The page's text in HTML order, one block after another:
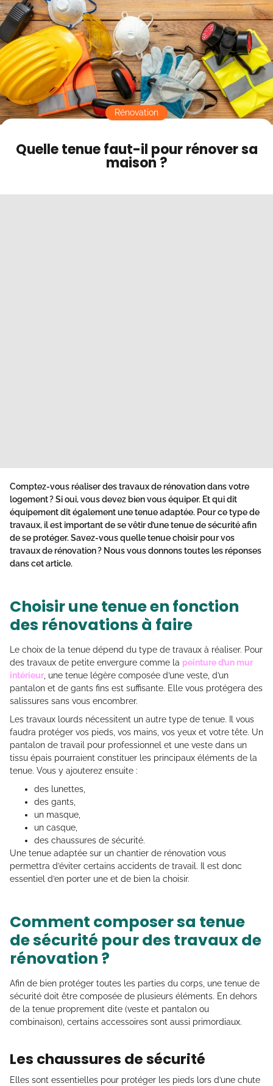
Contact
Mode sombre
Quelle tenue faut-il pour rénover sa
maison ?
Rénovation
Comptez-vous réaliser des travaux de rénovation dans votre
logement ? Si oui, vous devez bien vous équiper. Et qui dit
équipement dit également une tenue adaptée. Pour ce type de
travaux, il est important de se vêtir d’une tenue de sécurité afin
de se protéger. Savez-vous quelle tenue choisir pour vos
travaux de rénovation ? Nous vous donnons toutes les réponses
dans cet article.
Choisir une tenue en fonction
des rénovations à faire
Le choix de la tenue dépend du type de travaux à réaliser. Pour
des travaux de petite envergure comme la peinture d’un mur
intérieur, une tenue légère composée d’une veste, d’un
pantalon et de gants fins est suffisante. Elle vous protégera des
salissures sans vous encombrer.
Les travaux lourds nécessitent un autre type de tenue. Il vous
faudra protéger vos pieds, vos mains, vos yeux et votre tête. Un
pantalon de travail pour professionnel et une veste dans un
tissu épais pourraient constituer les principaux éléments de la
tenue. Vous y ajouterez ensuite :
des lunettes,
des gants,
un masque,
un casque,
des chaussures de sécurité.
Une tenue adaptée sur un chantier de rénovation vous
permettra d’éviter certains accidents de travail. Il est donc
essentiel d’en porter une et de bien la choisir.
Comment composer sa tenue
de sécurité pour des travaux de
rénovation ?
Afin de bien protéger toutes les parties du corps, une tenue de
sécurité doit être composée de plusieurs éléments. En dehors
de la tenue proprement dite (veste et pantalon ou
combinaison), certains accessoires sont aussi primordiaux.
Les chaussures de sécurité
Elles sont essentielles pour protéger les pieds lors d’une chute